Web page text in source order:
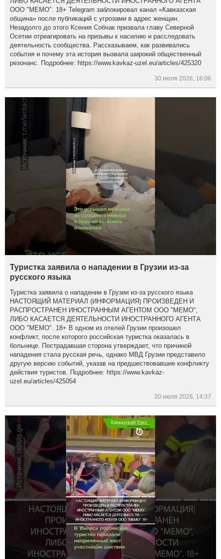
ООО "МЕМО". 18+ Telegram заблокировал канал «Кавказская
община» после публикаций с угрозами в адрес женщин.
Незадолго до этого Ксения Собчак призвала главу Северной
Осетии отреагировать на призывы к насилию и расследовать
деятельность сообщества. Рассказываем, как развивались
события и почему эта история вызвала широкий общественный
резонанс. Подробнее: https://www.kavkaz-uzel.eu/articles/425320
30 июля 2026, 16:06
Туристка заявила о нападении в Грузии из-за
русского языка
Туристка заявила о нападении в Грузии из-за русского языка
НАСТОЯЩИЙ МАТЕРИАЛ (ИНФОРМАЦИЯ) ПРОИЗВЕДЕН И
РАСПРОСТРАНЕН ИНОСТРАННЫМ АГЕНТОМ ООО "МЕМО",
ЛИБО КАСАЕТСЯ ДЕЯТЕЛЬНОСТИ ИНОСТРАННОГО АГЕНТА
ООО "МЕМО". 18+ В одном из отелей Грузии произошел
конфликт, после которого российская туристка оказалась в
больнице. Пострадавшая сторона утверждает, что причиной
нападения стала русская речь, однако МВД Грузии представило
другую версию событий, указав на предшествовавшие конфликту
действия туристов. Подробнее: https://www.kavkaz-
uzel.eu/articles/425054
20 июля 2026, 14:37